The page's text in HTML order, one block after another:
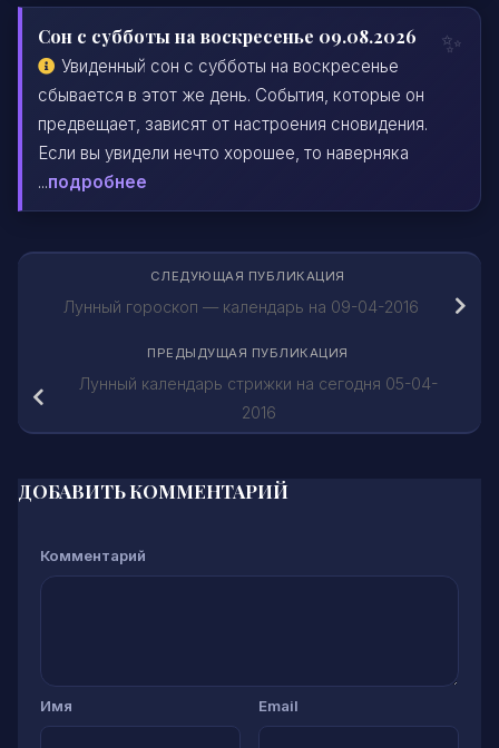
Сон с субботы на воскресенье 09.08.2026
Увиденный сон с субботы на воскресенье
сбывается в этот же день. События, которые он
предвещает, зависят от настроения сновидения.
Если вы увидели нечто хорошее, то наверняка
...подробнее
СЛЕДУЮЩАЯ ПУБЛИКАЦИЯ
Лунный гороскоп — календарь на 09-04-2016
ПРЕДЫДУЩАЯ ПУБЛИКАЦИЯ
Лунный календарь стрижки на сегодня 05-04-
2016
ДОБАВИТЬ КОММЕНТАРИЙ
Комментарий
Имя Email